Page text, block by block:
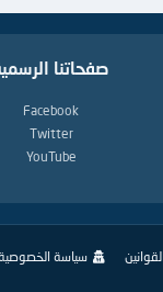
صفحاتنا
Facebook
Twitter
YouTube
سياسة